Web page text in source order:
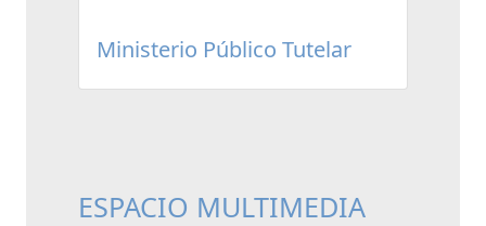
Ministerio Público Tutelar
ESPACIO MULTIMEDIA